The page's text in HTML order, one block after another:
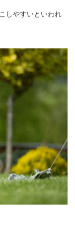
しやすいといわれ